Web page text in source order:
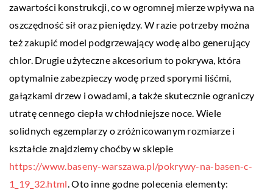
zawartości konstrukcji, co w ogromnej mierze wpływa na
oszczędność sił oraz pieniędzy. W razie potrzeby można
też zakupić model podgrzewający wodę albo generujący
chlor. Drugie użyteczne akcesorium to pokrywa, która
optymalnie zabezpieczy wodę przed sporymi liśćmi,
gałązkami drzew i owadami, a także skutecznie ograniczy
utratę cennego ciepła w chłodniejsze noce. Wiele
solidnych egzemplarzy o zróżnicowanym rozmiarze i
kształcie znajdziemy choćby w sklepie
https://www.baseny-warszawa.pl/pokrywy-na-basen-c-
1_19_32.html . Oto inne godne polecenia elementy: